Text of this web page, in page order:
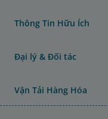
Thông Tin Hữu Ích
Đại lý & Đối tác
Vận Tải Hàng Hóa